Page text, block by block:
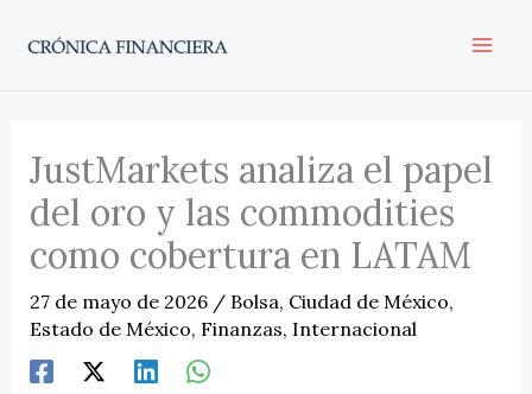
JustMarkets analiza el papel
del oro y las commodities
como cobertura en LATAM
27 de mayo de 2026 / Bolsa, Ciudad de México,
Estado de México, Finanzas, Internacional